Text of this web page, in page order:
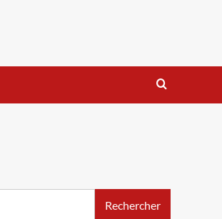
Rechercher